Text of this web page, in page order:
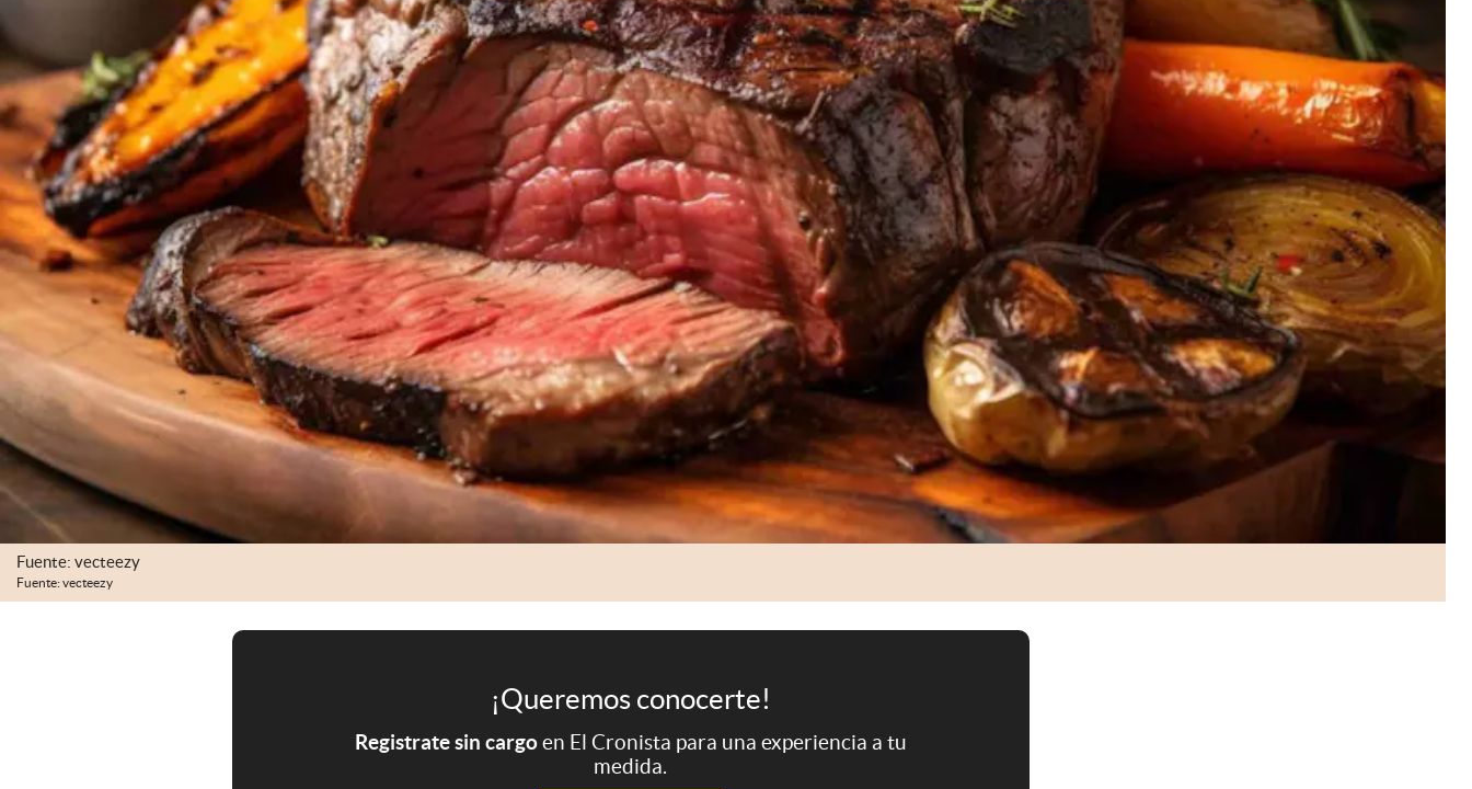
Fuente: vecteezy
Fuente: vecteezy
¡Queremos conocerte!
Registrate sin cargoen El Cronista para una experiencia a tu
medida.